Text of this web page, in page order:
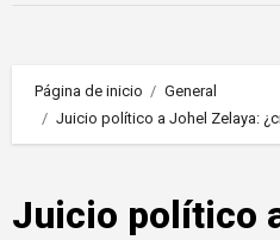
Página de inicio
General
Juicio político a Johel Zelaya:
Juicio político